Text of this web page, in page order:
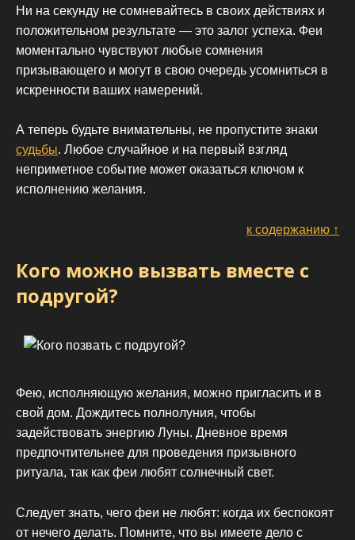
Ни на секунду не сомневайтесь в своих действиях и
положительном результате — это залог успеха. Феи
моментально чувствуют любые сомнения
призывающего и могут в свою очередь усомниться в
искренности ваших намерений.
А теперь будьте внимательны, не пропустите знаки
судьбы. Любое случайное и на первый взгляд
неприметное событие может оказаться ключом к
исполнению желания.
к содержанию ↑
Кого можно вызвать вместе с
подругой?
Фею, исполняющую желания, можно пригласить и в
свой дом. Дождитесь полнолуния, чтобы
задействовать энергию Луны. Дневное время
предпочтительнее для проведения призывного
ритуала, так как феи любят солнечный свет.
Следует знать, чего феи не любят: когда их беспокоят
от нечего делать. Помните, что вы имеете дело с